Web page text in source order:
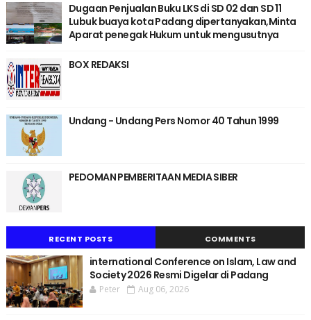
Dugaan Penjualan Buku LKS di SD 02 dan SD 11
Lubuk buaya kota Padang dipertanyakan,Minta
Aparat penegak Hukum untuk mengusutnya
BOX REDAKSI
Undang - Undang Pers Nomor 40 Tahun 1999
PEDOMAN PEMBERITAAN MEDIA SIBER
RECENT POSTS COMMENTS
international Conference on Islam, Law and
Society 2026 Resmi Digelar di Padang
Peter Aug 06, 2026